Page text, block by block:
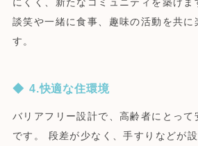
にくく、新たなコミュニティを築け
談笑や一緒に食事、趣味の活動を共に
す。
4.快適な住環境
バリアフリー設計で、高齢者にとって
です。 段差が少なく、手すりなどが